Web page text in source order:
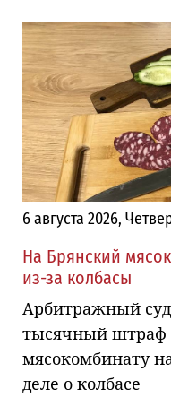
6 августа 2026,
На Брянский
из-за колбасы
Арбитражный
тысячный штраф
мясокомбинату
деле о колбасе